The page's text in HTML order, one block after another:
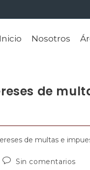
Inicio Nosotros
de
Sin comentarios